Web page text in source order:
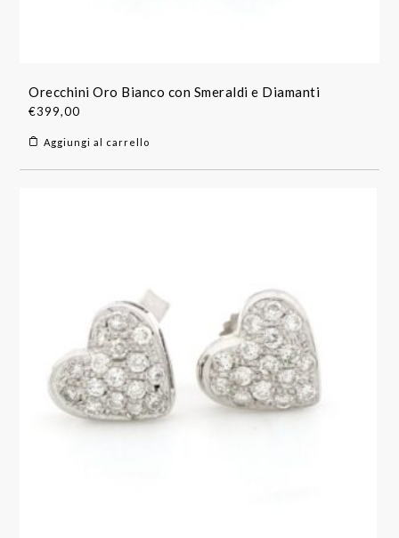
Orecchini Oro Bianco con Smeraldi e Diamanti
€399,00
Aggiungi al carrello